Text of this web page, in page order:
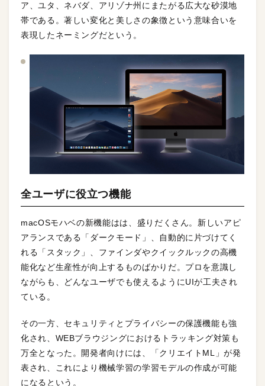
ア、ユタ、ネバダ、アリゾナ州にまたがる広大な砂漠地
帯である。著しい変化と美しさの象徴という意味合いを
表現したネーミングだという。
全ユーザに役立つ機能
macOSモハベの新機能はは、盛りだくさん。新しいアピ
アランスである「ダークモード」、自動的に片づけてく
れる「スタック」、ファインダやクイックルックの高機
能化など生産性が向上するものばかりだ。プロを意識し
ながらも、どんなユーザでも使えるようにUIが工夫され
ている。
その一方、セキュリティとプライバシーの保護機能も強
化され、WEBブラウジングにおけるトラッキング対策も
万全となった。開発者向けには、「クリエイトML」が発
表され、これにより機械学習の学習モデルの作成が可能
になるという。